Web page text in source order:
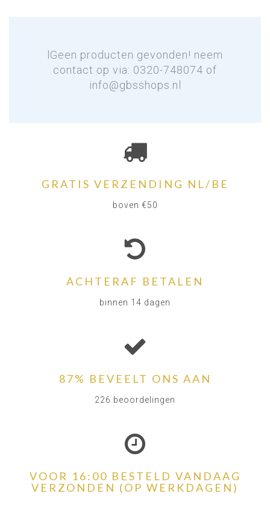
lGeen producten gevonden! neem
contact op via: 0320-748074 of
info@gbsshops.nl
GRATIS VERZENDING NL/BE
boven €50
ACHTERAF BETALEN
binnen 14 dagen
87% BEVEELT ONS AAN
226 beoordelingen
VOOR 16:00 BESTELD VANDAAG
VERZONDEN (OP WERKDAGEN)